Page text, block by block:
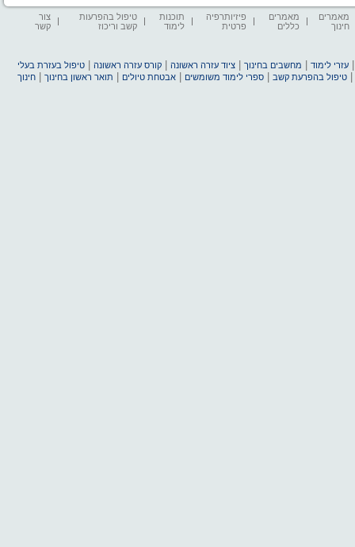
מאמרים
חינוך
מאמרים
כללים
פיזיותרפיה
פרטית
תוכנות
לימוד
טיפול בהפרעות
קשב וריכוז
צור
קשר
עזרי לימוד מחשבים בחינוך |ציוד עזרה ראשונה |קורס עזרה ראשונה |טיפול בעזרת בעלי
|טיפול בהפרעת קשב |ספרי לימוד משומשים |אבטחת טיולים תואר ראשון בחינוך |חינוך